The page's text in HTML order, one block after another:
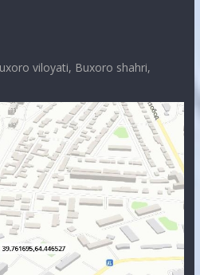
viloyati, Buxoro shahri,